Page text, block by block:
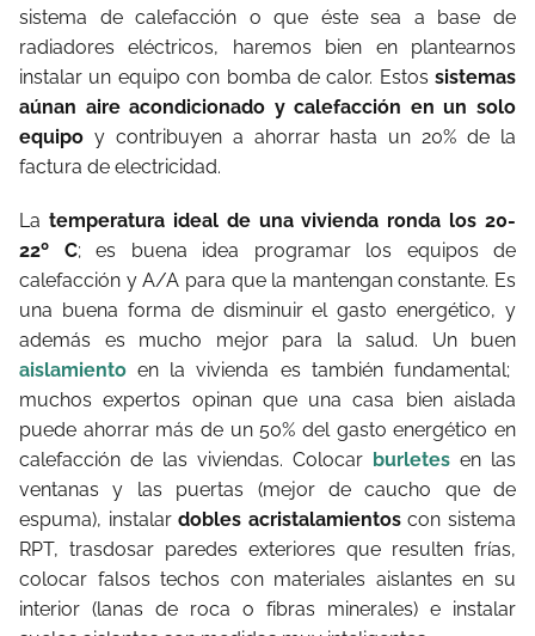
sistema de calefacción o que éste sea a base de
radiadores eléctricos, haremos bien en plantearnos
instalar un equipo con bomba de calor. Estos sistemas
aúnan aire acondicionado y calefacción en un solo
equipo y contribuyen a ahorrar hasta un 20% de la
factura de electricidad.
La temperatura ideal de una vivienda ronda los 20-
22º C; es buena idea programar los equipos de
calefacción y A/A para que la mantengan constante. Es
una buena forma de disminuir el gasto energético, y
además es mucho mejor para la salud. Un buen
aislamiento en la vivienda es también fundamental;
muchos expertos opinan que una casa bien aislada
puede ahorrar más de un 50% del gasto energético en
calefacción de las viviendas. Colocar burletes en las
ventanas y las puertas (mejor de caucho que de
espuma), instalardobles acristalamientoscon sistema
RPT, trasdosar paredes exteriores que resulten frías,
colocar falsos techos con materiales aislantes en su
interior (lanas de roca o fibras minerales) e instalar